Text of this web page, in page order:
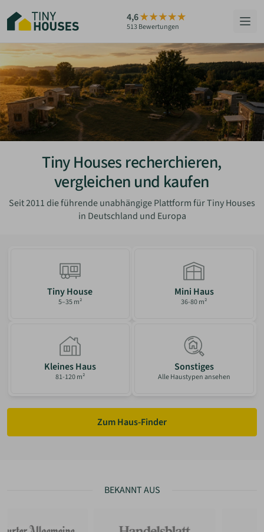
Hauptinhalt
springen
4,6
513 Bewertungen
HÄUSER
BERATUNG
GRUNDSTÜCKE
ZUM HAUS-FINDER
Tiny Houses recherchieren,
vergleichen und kaufen
Seit 2011 die führende unabhängige Plattform für Tiny Houses
in Deutschland und Europa
Tiny House
5–35 m²
Mini Haus
36-80 m²
Kleines Haus
81-120 m²
Sonstiges
Alle Haustypen ansehen
Zum Haus-Finder
BEKANNT AUS